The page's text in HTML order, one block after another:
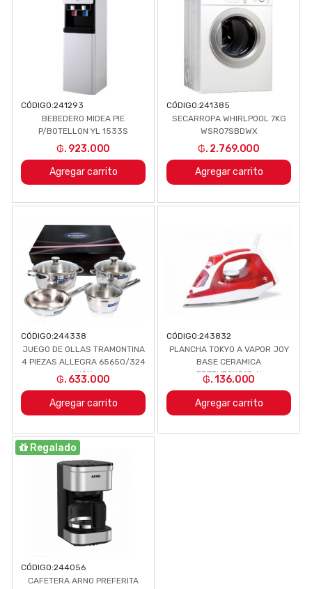
CÓDIGO:241293
BEBEDERO MIDEA PIE
P/BOTELLON YL 1533S
₲. 923.000
Agregar carrito
CÓDIGO:241385
SECARROPA WHIRLPOOL 7KG
WSR07SBDWX
₲. 2.769.000
Agregar carrito
CÓDIGO:244338
JUEGO DE OLLAS TRAMONTINA
4 PIEZAS ALLEGRA 65650/324
INOX
₲. 633.000
Agregar carrito
CÓDIGO:243832
PLANCHA TOKYO A VAPOR JOY
BASE CERAMICA
EDTPVTOK513-N
₲. 136.000
Agregar carrito
CÓDIGO:244056
CAFETERA ARNO PREFERITA
Regalado